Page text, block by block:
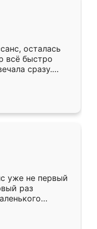
осталась
всё быстро
сразу.
подошёл к
Собрали
даже
уже не первый
раз
второй раз
очень